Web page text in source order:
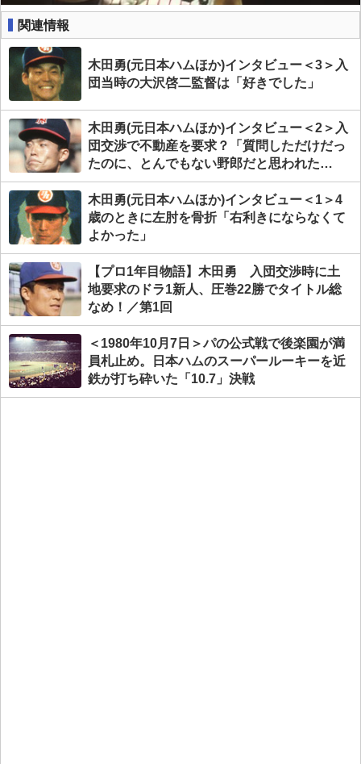
関連情報
木田勇(元日本ハムほか)インタビュー＜3＞入
団当時の大沢啓二監督は「好きでした」
木田勇(元日本ハムほか)インタビュー＜2＞入
団交渉で不動産を要求？「質問しただけだっ
たのに、とんでもない野郎だと思われた
(笑)」
木田勇(元日本ハムほか)インタビュー＜1＞4
歳のときに左肘を骨折「右利きにならなくて
よかった」
【プロ1年目物語】木田勇 入団交渉時に土
地要求のドラ1新人、圧巻22勝でタイトル総
なめ！／第1回
＜1980年10月7日＞パの公式戦で後楽園が満
員札止め。日本ハムのスーパールーキーを近
鉄が打ち砕いた「10.7」決戦